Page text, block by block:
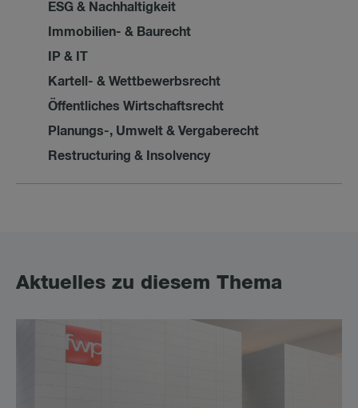
ESG & Nachhaltigkeit
Immobilien- & Baurecht
IP & IT
Kartell- & Wettbewerbsrecht
Öffentliches Wirtschaftsrecht
Planungs-, Umwelt & Vergaberecht
Restructuring & Insolvency
Ak­tu­el­les zu die­sem The­ma